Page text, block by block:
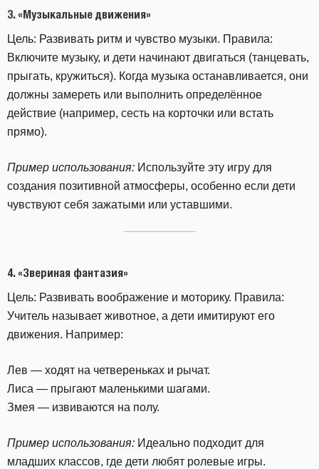
3. «Музыкальные движения»
Цель: Развивать ритм и чувство музыки. Правила:
Включите музыку, и дети начинают двигаться (танцевать,
прыгать, кружиться). Когда музыка останавливается, они
должны замереть или выполнить определённое
действие (например, сесть на корточки или встать
прямо).
Пример использования: Используйте эту игру для
создания позитивной атмосферы, особенно если дети
чувствуют себя зажатыми или уставшими.
4. «Звериная фантазия»
Цель: Развивать воображение и моторику. Правила:
Учитель называет животное, а дети имитируют его
движения. Например:
Лев — ходят на четвереньках и рычат.
Лиса — прыгают маленькими шагами.
Змея — извиваются на полу.
Пример использования: Идеально подходит для
младших классов, где дети любят ролевые игры.